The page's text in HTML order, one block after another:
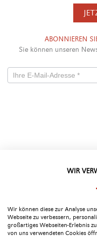
ABONNIEREN
Sie können unseren
WIR
Wir können diese zur Analyse
Webseite zu verbessern,
großartiges Webseiten-Erlebnis
von uns verwendeten Cookies